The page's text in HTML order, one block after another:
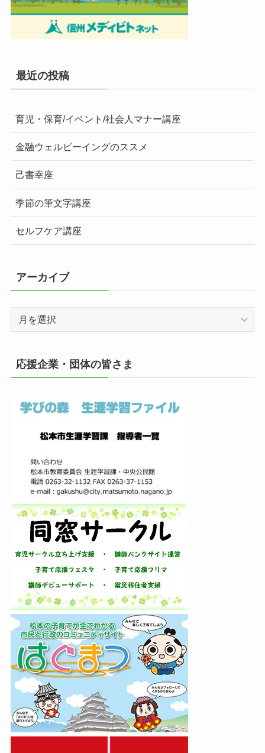
最近の投稿
育児・保育/イベント/社会人マナー講座
金融ウェルビーイングのススメ
己書幸座
季節の筆文字講座
セルフケア講座
アーカイブ
イ
ブ
応援企業・団体の皆さま